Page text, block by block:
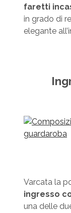
faretti
in grado di
elegante
Varcata la
ingresso
una delle